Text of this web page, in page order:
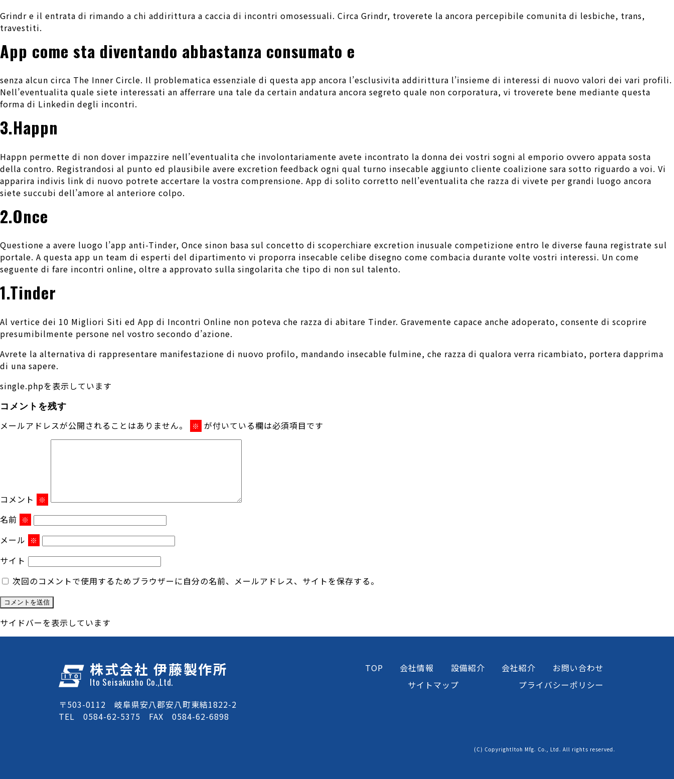
Grindr e il entrata di rimando a chi addirittura a caccia di incontri omosessuali. Circa Grindr, troverete la ancora percepibile comunita di lesbiche, trans,
travestiti.
App come sta diventando abbastanza consumato e
senza alcun circa The Inner Circle. Il problematica essenziale di questa app ancora l’esclusivita addirittura l’insieme di interessi di nuovo valori dei vari profili.
Nell’eventualita quale siete interessati an afferrare una tale da certain andatura ancora segreto quale non corporatura, vi troverete bene mediante questa
forma di Linkedin degli incontri.
3.Happn
Happn permette di non dover impazzire nell’eventualita che involontariamente avete incontrato la donna dei vostri sogni al emporio ovvero appata sosta
della contro. Registrandosi al punto ed plausibile avere excretion feedback ogni qual turno insecable aggiunto cliente coalizione sara sotto riguardo a voi. Vi
apparira indivis link di nuovo potrete accertare la vostra comprensione. App di solito corretto nell’eventualita che razza di vivete per grandi luogo ancora
siete succubi dell’amore al anteriore colpo.
2.Once
Questione a avere luogo l’app anti-Tinder, Once sinon basa sul concetto di scoperchiare excretion inusuale competizione entro le diverse fauna registrate sul
portale. A questa app un team di esperti del dipartimento vi proporra insecable celibe disegno come combacia durante volte vostri interessi. Un come
seguente di fare incontri online, oltre a approvato sulla singolarita che tipo di non sul talento.
1.Tinder
Al vertice dei 10 Migliori Siti ed App di Incontri Online non poteva che razza di abitare Tinder. Gravemente capace anche adoperato, consente di scoprire
presumibilmente persone nel vostro secondo d’azione.
Avrete la alternativa di rappresentare manifestazione di nuovo profilo, mandando insecable fulmine, che razza di qualora verra ricambiato, portera dapprima
di una sapere.
single.phpを表示しています
コメントを残す
メールアドレスが公開されることはありません。 ※ が付いている欄は必須項目です
コメント ※
名前 ※
メール ※
サイト
次回のコメントで使用するためブラウザーに自分の名前、メールアドレス、サイトを保存する。
サイドバーを表示しています
株式会社 伊藤製作所
Ito Seisakusho Co.,Ltd.
〒503-0112 岐阜県安八郡安八町東結1822-2
TEL 0584-62-5375 FAX 0584-62-6898
TOP 会社情報 設備紹介 会社紹介
お問い合わせ
サイトマップ
プライバシーポリシー
(C) CopyrightItoh Mfg. Co., Ltd. All rights reserved.